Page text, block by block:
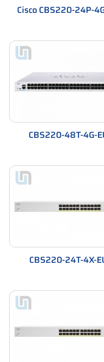
Cisco CBS220-24P-
CBS220-48T-4G-
CBS220-24T-4X-